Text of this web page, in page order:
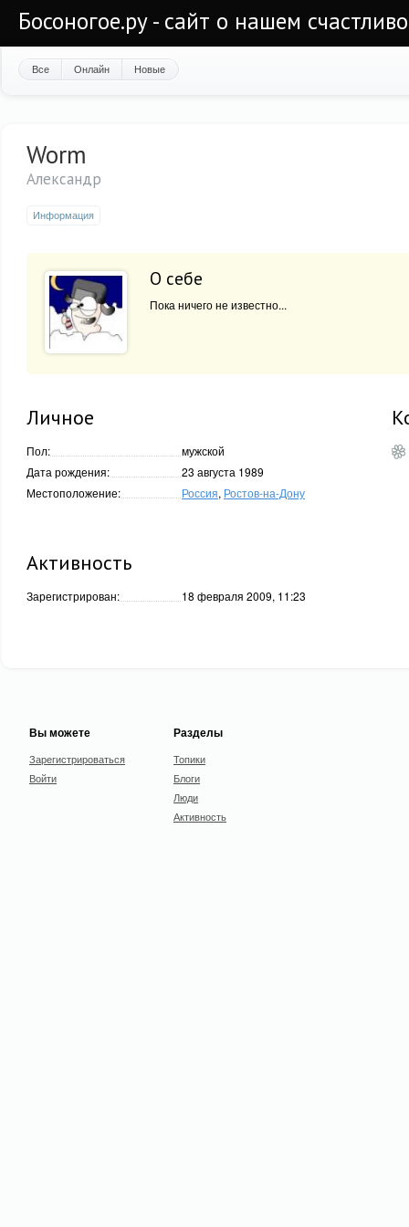
Босоногое.ру - сайт о нашем
Все Онлайн Новые
Worm
Александр
Информация
О себе
Пока ничего не известно...
Личное
Пол:
мужской
Дата рождения:
23 августа 1989
Местоположение:
Россия, Ростов-на-Дону
Активность
Зарегистрирован: 18 февраля 2009, 11:23
Вы можете
Зарегистрироваться
Войти
Разделы
Топики
Блоги
Люди
Активность